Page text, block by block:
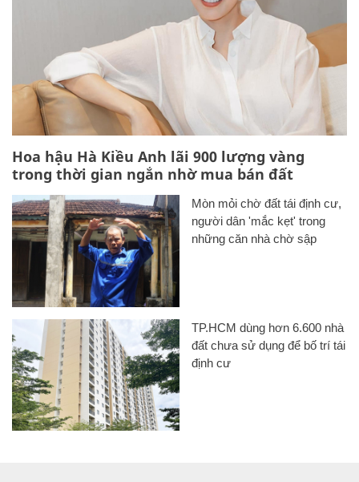
Hoa hậu Hà Kiều Anh lãi 900 lượng vàng
trong thời gian ngắn nhờ mua bán đất
Mòn mỏi chờ đất tái định cư,
người dân 'mắc kẹt' trong
những căn nhà chờ sập
TP.HCM dùng hơn 6.600 nhà
đất chưa sử dụng để bố trí tái
định cư